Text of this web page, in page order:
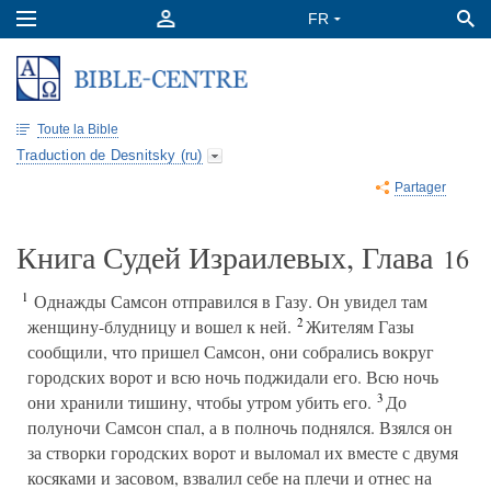
Toute la Bible
Traduction de Desnitsky (ru)
Partager
Книга Судей Израилевых, Глава 16
1 Однажды Самсон отправился в Газу. Он увидел там
женщину-блудницу и вошел к ней. 2Жителям Газы
сообщили, что пришел Самсон, они собрались вокруг
городских ворот и всю ночь поджидали его. Всю ночь
они хранили тишину, чтобы утром убить его. 3До
полуночи Самсон спал, а в полночь поднялся. Взялся он
за створки городских ворот и выломал их вместе с двумя
косяками и засовом, взвалил себе на плечи и отнес на